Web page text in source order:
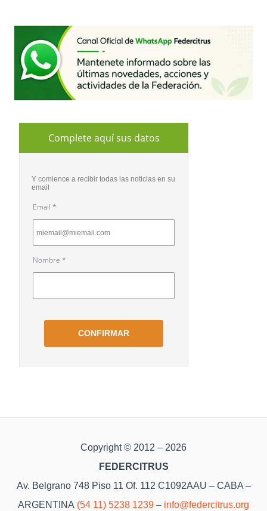
Copyright © 2012 – 2026
FEDERCITRUS
Av. Belgrano 748 Piso 11 Of. 112 C1092AAU – CABA –
ARGENTINA (54 11) 5238 1239 – info@federcitrus.org